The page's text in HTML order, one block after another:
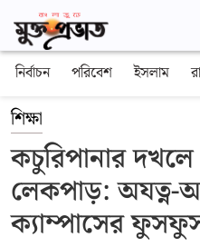
নির্বাচন পরিবেশ ইসলাম
শিক্ষা
কচুরিপানার দখলে
লেকপাড়: অযত্ন-
ক্যাম্পাসের